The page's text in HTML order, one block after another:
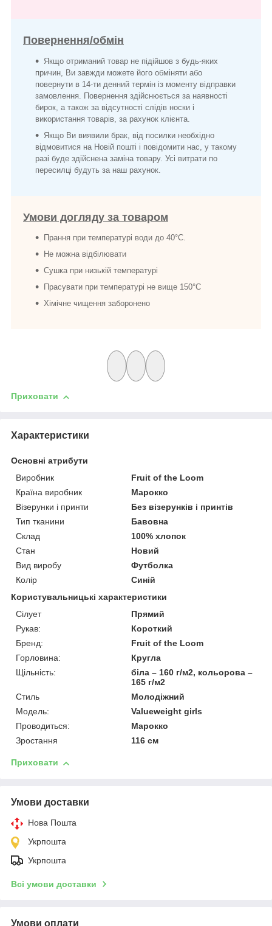
Повернення/обмін
Якщо отриманий товар не підійшов з будь-яких
причин, Ви завжди можете його обміняти або
повернути в 14-ти денний термін із моменту відправки
замовлення. Повернення здійснюється за наявності
бирок, а також за відсутності слідів носки і
використання товарів, за рахунок клієнта.
Якщо Ви виявили брак, від посилки необхідно
відмовитися на Новій пошті і повідомити нас, у такому
разі буде здійснена заміна товару. Усі витрати по
пересилці будуть за наш рахунок.
Умови догляду за товаром
Прання при температурі води до 40°C.
Не можна відбілювати
Сушка при низькій температурі
Прасувати при температурі не вище 150°C
Хімічне чищення заборонено
Приховати
Характеристики
Основні атрибути
Виробник
Fruit of the Loom
Країна виробник
Марокко
Візерунки і принти
Без візерунків і принтів
Тип тканини
Бавовна
Склад
100% хлопок
Стан
Новий
Вид виробу
Футболка
Колір
Синій
Користувальницькі характеристики
Сілует
Прямий
Рукав:
Короткий
Бренд:
Fruit of the Loom
Горловина:
Кругла
Щільність:
біла – 160 г/м2, кольорова –
165 г/м2
Стиль
Молодіжний
Модель:
Valueweight girls
Проводиться:
Марокко
Зростання
116 см
Приховати
Умови доставки
Нова Пошта
Укрпошта
Укрпошта
Всі умови доставки
Умови оплати